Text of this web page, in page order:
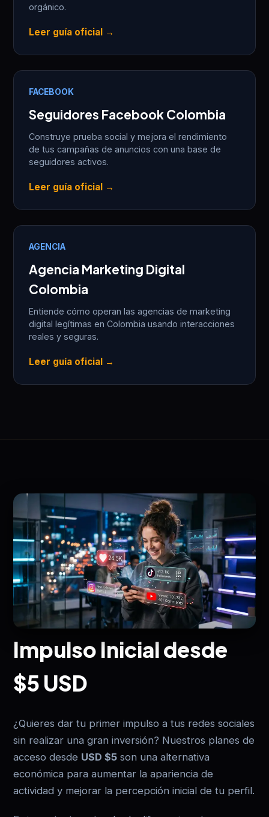
orgánico.
Leer guía oficial →
FACEBOOK
Seguidores Facebook Colombia
Construye prueba social y mejora el rendimiento
de tus campañas de anuncios con una base de
seguidores activos.
Leer guía oficial →
AGENCIA
Agencia Marketing Digital
Colombia
Entiende cómo operan las agencias de marketing
digital legítimas en Colombia usando interacciones
reales y seguras.
Leer guía oficial →
Impulso Inicial desde
$5 USD
¿Quieres dar tu primer impulso a tus redes sociales
sin realizar una gran inversión? Nuestros planes de
acceso desde USD $5 son una alternativa
económica para aumentar la apariencia de
actividad y mejorar la percepción inicial de tu perfil.